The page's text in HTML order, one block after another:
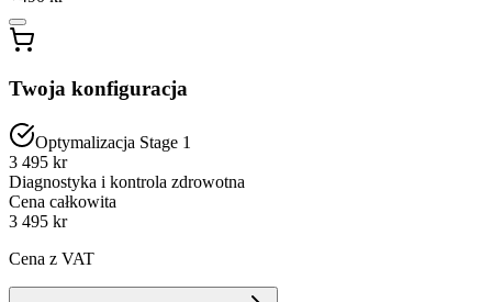
Twoja konfiguracja
Optymalizacja Stage 1
3 495 kr
Diagnostyka i kontrola zdrowotna
Cena całkowita
3 495 kr
Cena z VAT